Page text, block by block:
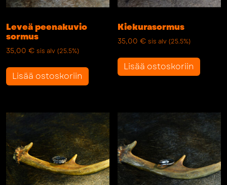
Leveä peenakuvio
sormus
35,00 € sis alv (25.5%)
Lisää ostoskoriin
Kiekurasormus
35,00€ sis alv (25.5%)
Lisää ostoskoriin